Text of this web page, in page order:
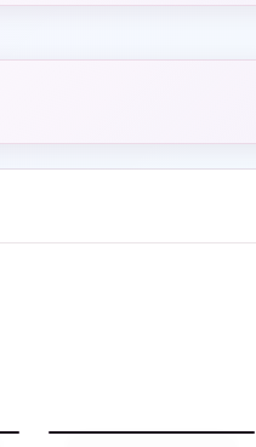
Buonanotte Frasi